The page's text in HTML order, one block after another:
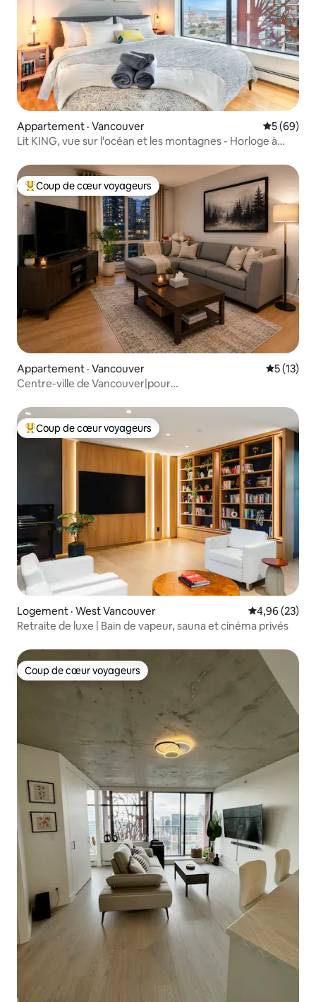
Appartement · Vancouver Note
5 (69)
Lit KING, vue sur l'océan et les montagnes - Horloge à
Coup de cœur voyageurs parmi les plus aimés
Coup de cœur voyageurs
Appartement · Vancouver Note
5 (13)
Centre-ville de Vancouver|pour
Coup de cœur voyageurs parmi les plus aimés
Coup de cœur voyageurs
Logement · West Vancouver Note
4,96 (23)
Retraite de luxe | Bain de vapeur, sauna et cinéma privés
Coup de cœur voyageurs
Coup de cœur voyageurs